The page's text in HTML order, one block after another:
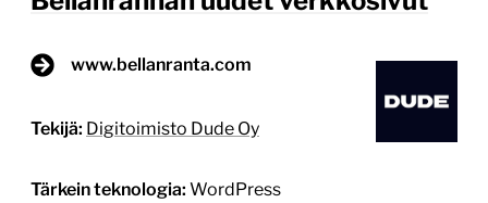
www.bellanranta.com
Tekijä: Digitoimisto Dude Oy
Tärkein teknologia: WordPress